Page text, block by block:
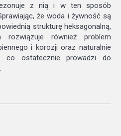
z nią i w ten sposób
że woda i żywność są
strukturę heksagonalną,
również problem
i korozji oraz naturalnie
co ostatecznie prowadzi do